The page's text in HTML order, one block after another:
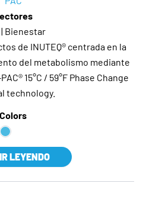
| Bienestar
de INUTEQ® centrada en la
del metabolismo mediante
15°C / 59°F Phase Change
technology.
Colors
LEYENDO